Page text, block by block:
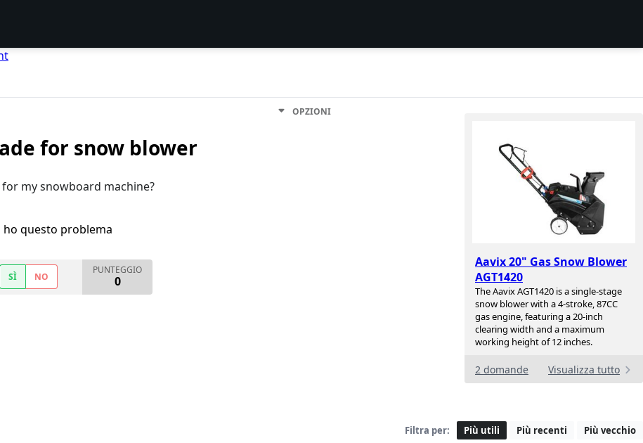
Aavix 20" Gas Snow Blower
AGT1420
The Aavix AGT1420 is a single-stage
snow blower with a 4-stroke, 87CC
gas engine, featuring a 20-inch
clearing width and a maximum
working height of 12 inches.
2 domande Visualizza tutto
OPZIONI
for snow blower
my snowboard machine?
ho questo problema
SÌ NO
PUNTEGGIO
0
Filtra per: Più utili Più recenti Più vecchio